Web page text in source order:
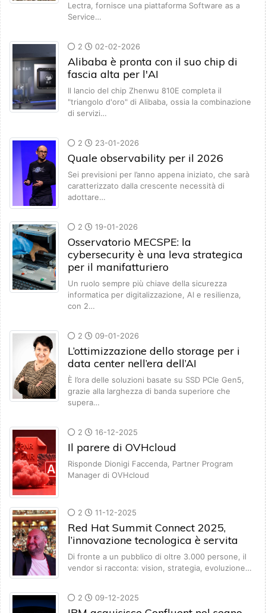
Lectra, fornisce una piattaforma Software as a
Service…
2 02-02-2026
Alibaba è pronta con il suo chip di
fascia alta per l'AI
Il lancio del chip Zhenwu 810E completa il
"triangolo d'oro" di Alibaba, ossia la combinazione
di servizi…
2 23-01-2026
Quale observability per il 2026
Sei previsioni per l’anno appena iniziato, che sarà
caratterizzato dalla crescente necessità di
adottare…
2 19-01-2026
Osservatorio MECSPE: la
cybersecurity è una leva strategica
per il manifatturiero
Un ruolo sempre più chiave della sicurezza
informatica per digitalizzazione, AI e resilienza,
con 2…
2 09-01-2026
L’ottimizzazione dello storage per i
data center nell’era dell’AI
È l’ora delle soluzioni basate su SSD PCIe Gen5,
grazie alla larghezza di banda superiore che
supera…
2 16-12-2025
Il parere di OVHcloud
Risponde Dionigi Faccenda, Partner Program
Manager di OVHcloud
2 11-12-2025
Red Hat Summit Connect 2025,
l’innovazione tecnologica è servita
Di fronte a un pubblico di oltre 3.000 persone, il
vendor si racconta: vision, strategia, evoluzione…
2 09-12-2025